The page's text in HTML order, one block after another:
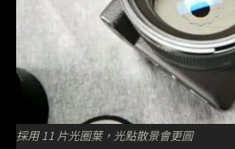
採用 11 片光圈葉，光點散景會更圓